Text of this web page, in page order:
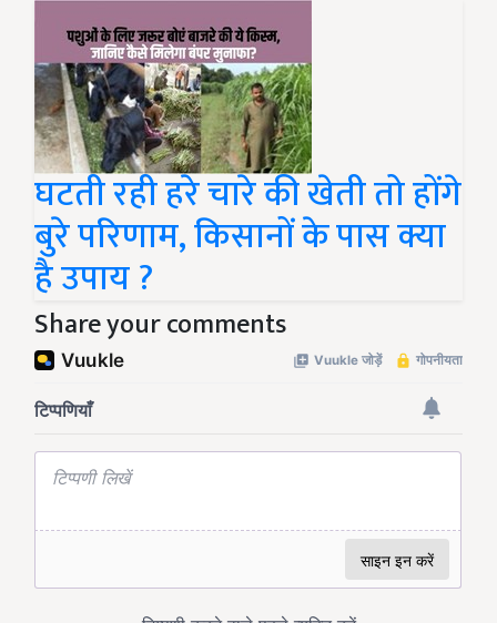
घटती रही हरे चारे की खेती तो होंगे
बुरे परिणाम, किसानों के पास क्या
है उपाय ?
Share your comments